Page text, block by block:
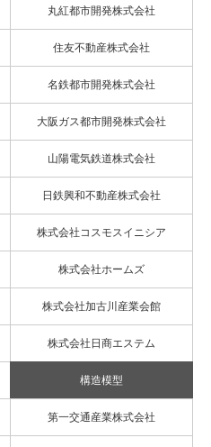
丸紅都市開発株式会社
住友不動産株式会社
名鉄都市開発株式会社
大阪ガス都市開発株式会社
山陽電気鉄道株式会社
日鉄興和不動産株式会社
株式会社コスモスイニシア
株式会社ホームズ
株式会社加古川産業会館
株式会社日商エステム
構造模型
第一交通産業株式会社